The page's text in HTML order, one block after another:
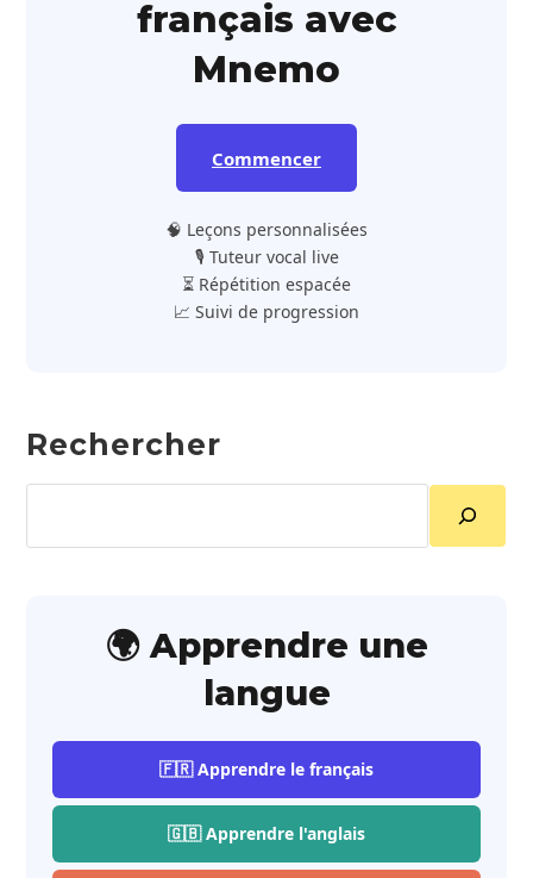
français avec
Mnemo
Commencer
🧠 Leçons personnalisées
🎙️ Tuteur vocal live
⏳ Répétition espacée
📈 Suivi de progression
Rechercher
🌍 Apprendre une
langue
🇫🇷 Apprendre le français
🇬🇧 Apprendre l'anglais